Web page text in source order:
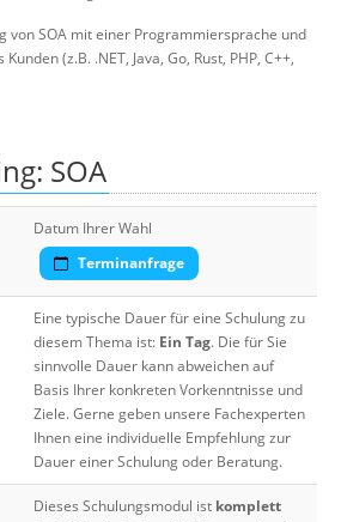
von SOA mit einer Programmiersprache und
(z.B. .NET, Java, Go, Rust, PHP, C++,
SOA
Datum Ihrer Wahl
Terminanfrage
Eine typische Dauer für eine Schulung zu
diesem Thema ist: Ein Tag. Die für Sie
sinnvolle Dauer kann abweichen auf
Basis Ihrer konkreten Vorkenntnisse und
Ziele. Gerne geben unsere Fachexperten
Ihnen eine individuelle Empfehlung zur
Dauer einer Schulung oder Beratung.
Dieses Schulungsmodul ist komplett